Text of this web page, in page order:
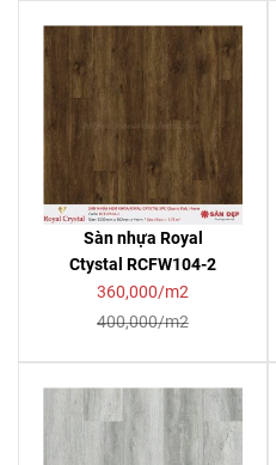
Sàn nhựa Royal
Ctystal RCFW104-2
360,000/m2
400,000/m2